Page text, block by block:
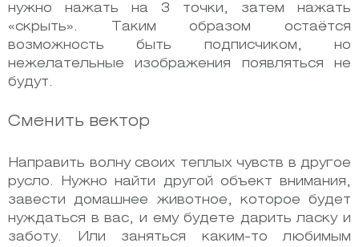
нужно нажать на 3 точки, затем нажать
«скрыть». Таким образом остаётся
возможность быть подписчиком, но
нежелательные изображения появляться не
будут.
Сменить вектор
Направить волну своих теплых чувств в другое
русло. Нужно найти другой объект внимания,
завести домашнее животное, которое будет
нуждаться в вас, и ему будете дарить ласку и
заботу. Или заняться каким-то любимым